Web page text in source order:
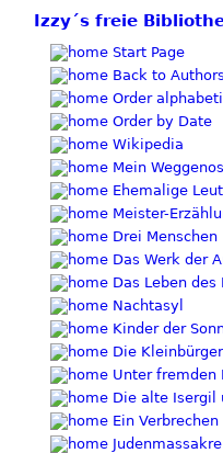
Izzy´s freie
Start Page
Back to
Order
Order by Date
Wikipedia
Mein
Ehemalige
Meister-
Drei Menschen
Das Werk der
Das Leben des
Nachtasyl
Kinder der
Die Kleinbürger
Unter fremden
Die alte Isergil
Ein Verbrechen
Judenmassakre